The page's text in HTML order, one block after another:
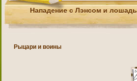
Нападение с Лэнсом и лошадь
Рыцари и воины